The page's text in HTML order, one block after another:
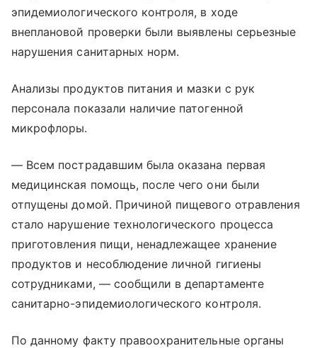
эпидемиологического контроля, в ходе
внеплановой проверки были выявлены серьезные
нарушения санитарных норм.
Анализы продуктов питания и мазки с рук
персонала показали наличие патогенной
микрофлоры.
— Всем пострадавшим была оказана первая
медицинская помощь, после чего они были
отпущены домой. Причиной пищевого отравления
стало нарушение технологического процесса
приготовления пищи, ненадлежащее хранение
продуктов и несоблюдение личной гигиены
сотрудниками, — сообщили в департаменте
санитарно-эпидемиологического контроля.
По данному факту правоохранительные органы